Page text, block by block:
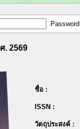
. 2569
ชื่อ :
ISSN :
วัตถุประสงค์ :